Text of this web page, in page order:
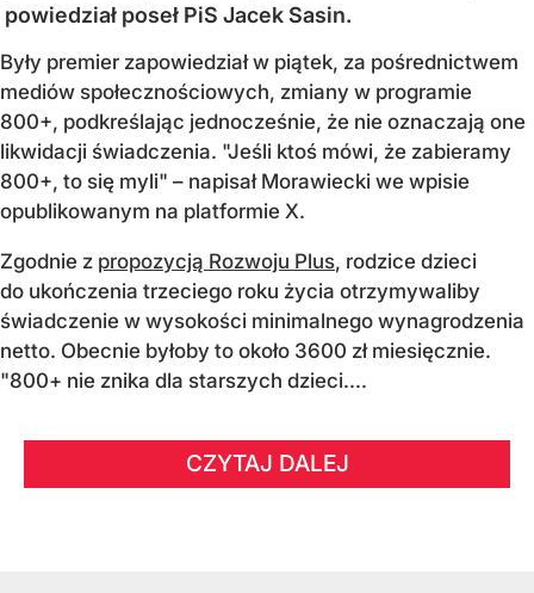
powiedział poseł PiS Jacek Sasin.
Były premier zapowiedział w piątek, za pośrednictwem
mediów społecznościowych, zmiany w programie
800+, podkreślając jednocześnie, że nie oznaczają one
likwidacji świadczenia. "Jeśli ktoś mówi, że zabieramy
800+, to się myli" – napisał Morawiecki we wpisie
opublikowanym na platformie X.
Zgodnie z propozycją Rozwoju Plus, rodzice dzieci
do ukończenia trzeciego roku życia otrzymywaliby
świadczenie w wysokości minimalnego wynagrodzenia
netto. Obecnie byłoby to około 3600 zł miesięcznie.
"800+ nie znika dla starszych dzieci....
CZYTAJ DALEJ